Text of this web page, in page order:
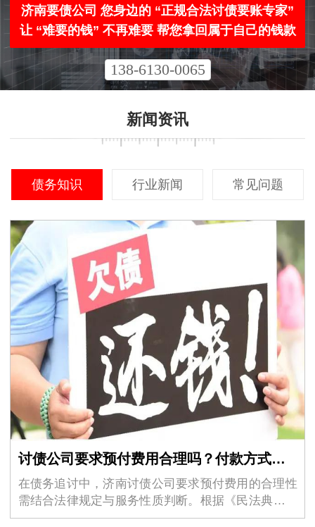
济南要债公司 您身边的 “正规合法讨债要账专家”
让 “难要的钱” 不再难要 帮您拿回属于自己的钱款
138-6130-0065
新闻资讯
债务知识 行业新闻 常见问题
讨债公司要求预付费用合理吗？付款方式避坑指南
在债务追讨中，济南讨债公司要求预付费用的合理性
需结合法律规定与服务性质判断。根据《民法典》第
五百零六条，合法服务机构的预付费用需满足 “事前